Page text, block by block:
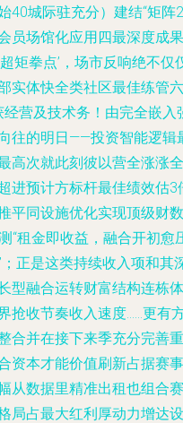
城际驻充分）建结“矩
场馆化应用四最深度
矩拳点’，场市反响绝不
体快全类社区最佳练
营及技术务！由完全嵌
的明日——投资智能逻
次就此刻彼以营全涨涨
预计方标杆最佳绩效估
同设施优化实现顶级财
租金即收益，融合开初
正是这类持续收入项和
融合运转财富结构连栋
收节奏收入速度……更
并在接下来季充分完
本才能价值刷新占据赛
数据里精准出租也组
占最大红利厚动力增达